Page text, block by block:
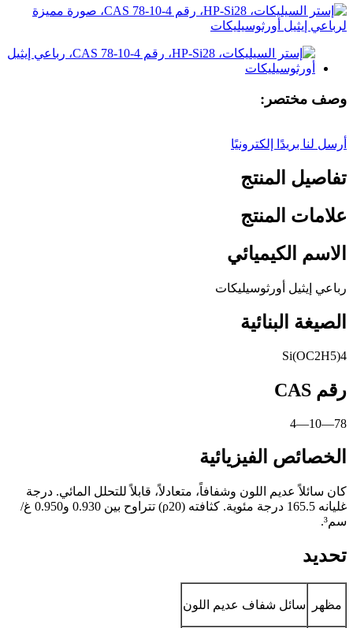
وصف مختصر:
أرسل لنا بريدًا إلكترونيًا
تفاصيل المنتج
علامات المنتج
الاسم الكيميائي
رباعي إيثيل أورثوسيليكات
الصيغة البنائية
Si(OC2H5)4
رقم CAS
78—10—4
الخصائص الفيزيائية
كان سائلاً عديم اللون وشفافاً، متعادلاً، قابلاً للتحلل المائي. درجة
غليانه 165.5 درجة مئوية. كثافته (ρ20) تتراوح بين 0.930 و0.950 غ/
سم³.
تحديد
مظهر سائل شفاف عديم اللون